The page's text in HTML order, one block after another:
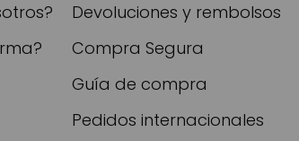
Devoluciones y rembolsos
Compra Segura
Guía de compra
Pedidos internacionales